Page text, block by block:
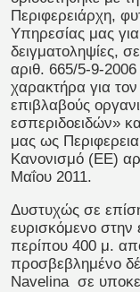
Περιφερειάρχη,
Υπηρεσίας μας
δειγματοληψίες,
αριθ. 665/5-9-
χαρακτήρα για
επιβλαβούς
εσπεριδοειδών»
μας ως
Κανονισμό (ΕΕ)
Μαΐου 2011.
Δυστυχώς σε
ευρισκόμενο
περίπου 400 μ.
προσβεβλημένο
Navelina σε